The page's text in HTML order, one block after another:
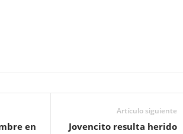
en
Artículo siguiente
Jovencito resulta herido